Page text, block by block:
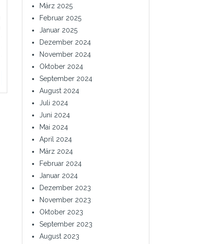
März 2025
Februar 2025
Januar 2025
Dezember 2024
November 2024
Oktober 2024
September 2024
August 2024
Juli 2024
Juni 2024
Mai 2024
April 2024
März 2024
Februar 2024
Januar 2024
Dezember 2023
November 2023
Oktober 2023
September 2023
August 2023